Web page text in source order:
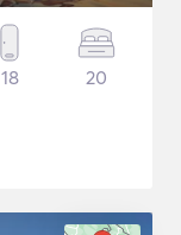
18 20